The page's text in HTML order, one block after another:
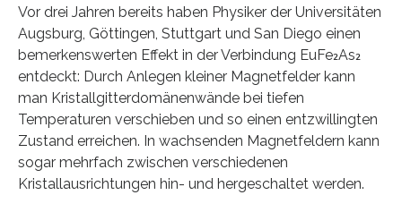
Vor drei Jahren bereits haben Physiker der Universitäten
Augsburg, Göttingen, Stuttgart und San Diego einen
bemerkenswerten Effekt in der Verbindung EuFe₂As₂
entdeckt: Durch Anlegen kleiner Magnetfelder kann
man Kristallgitterdomänenwände bei tiefen
Temperaturen verschieben und so einen entzwillingten
Zustand erreichen. In wachsenden Magnetfeldern kann
sogar mehrfach zwischen verschiedenen
Kristallausrichtungen hin- und hergeschaltet werden.